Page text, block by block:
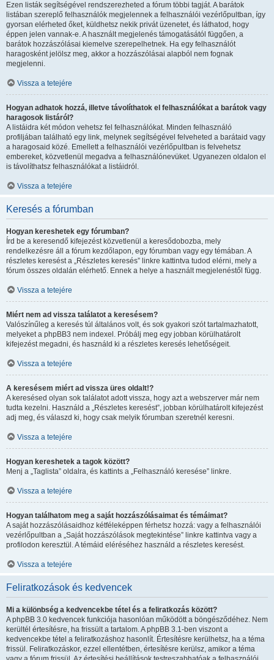
Ezen listák segítségével rendszerezheted a fórum többi tagját. A barátok
listában szereplő felhasználók megjelennek a felhasználói vezérlőpultban, így
gyorsan elérheted őket, küldhetsz nekik privát üzenetet, és láthatod, hogy
éppen jelen vannak-e. A használt megjelenés támogatásától függően, a
barátok hozzászólásai kiemelve szerepelhetnek. Ha egy felhasználót
haragosként jelölsz meg, akkor a hozzászólásai alapból nem fognak
megjelenni.
Vissza a tetejére
Hogyan adhatok hozzá, illetve távolíthatok el felhasználókat a barátok vagy
haragosok listáról?
A listáidra két módon vehetsz fel felhasználókat. Minden felhasználó
profiljában található egy link, melynek segítségével felveheted a barátaid vagy
a haragosaid közé. Emellett a felhasználói vezérlőpultban is felvehetsz
embereket, közvetlenül megadva a felhasználónevüket. Ugyanezen oldalon el
is távolíthatsz felhasználókat a listáidról.
Vissza a tetejére
Keresés a fórumban
Hogyan kereshetek egy fórumban?
Írd be a keresendő kifejezést közvetlenül a keresődobozba, mely
rendelkezésre áll a fórum kezdőlapon, egy fórumban vagy egy témában. A
részletes keresést a „Részletes keresés” linkre kattintva tudod elérni, mely a
fórum összes oldalán elérhető. Ennek a helye a használt megjelenéstől függ.
Vissza a tetejére
Miért nem ad vissza találatot a keresésem?
Valószínűleg a keresés túl általános volt, és sok gyakori szót tartalmazhatott,
melyeket a phpBB3 nem indexel. Próbálj meg egy jobban körülhatárolt
kifejezést megadni, és használd ki a részletes keresés lehetőségeit.
Vissza a tetejére
A keresésem miért ad vissza üres oldalt!?
A keresésed olyan sok találatot adott vissza, hogy azt a webszerver már nem
tudta kezelni. Használd a „Részletes keresést”, jobban körülhatárolt kifejezést
adj meg, és válaszd ki, hogy csak melyik fórumban szeretnél keresni.
Vissza a tetejére
Hogyan kereshetek a tagok között?
Menj a „Taglista” oldalra, és kattints a „Felhasználó keresése” linkre.
Vissza a tetejére
Hogyan találhatom meg a saját hozzászólásaimat és témáimat?
A saját hozzászólásaidhoz kétféleképpen férhetsz hozzá: vagy a felhasználói
vezérlőpultban a „Saját hozzászólások megtekintése” linkre kattintva vagy a
profilodon keresztül. A témáid eléréséhez használd a részletes keresést.
Vissza a tetejére
Feliratkozások és kedvencek
Mi a különbség a kedvencekbe tétel és a feliratkozás között?
A phpBB 3.0 kedvencek funkciója hasonlóan működött a böngésződéhez. Nem
kerültél értesítésre, ha frissült a tartalom. A phpBB 3.1-ben viszont a
kedvencekbe tétel a feliratkozáshoz hasonlít. Értesítésre kerülhetsz, ha a téma
frissül. Feliratkozáskor, ezzel ellentétben, értesítésre kerülsz, amikor a téma